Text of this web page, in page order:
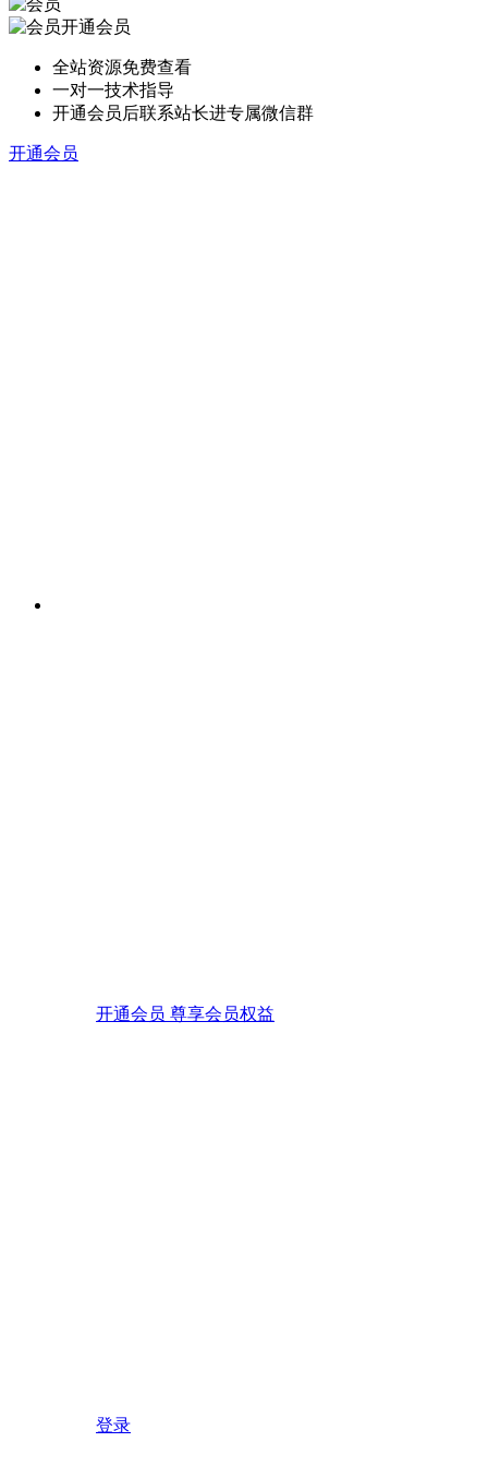
开通会员
全站资源免费查看
一对一技术指导
开通会员后联系站长进专属微信群
开通会员
开通会员 尊享会员权益
登录